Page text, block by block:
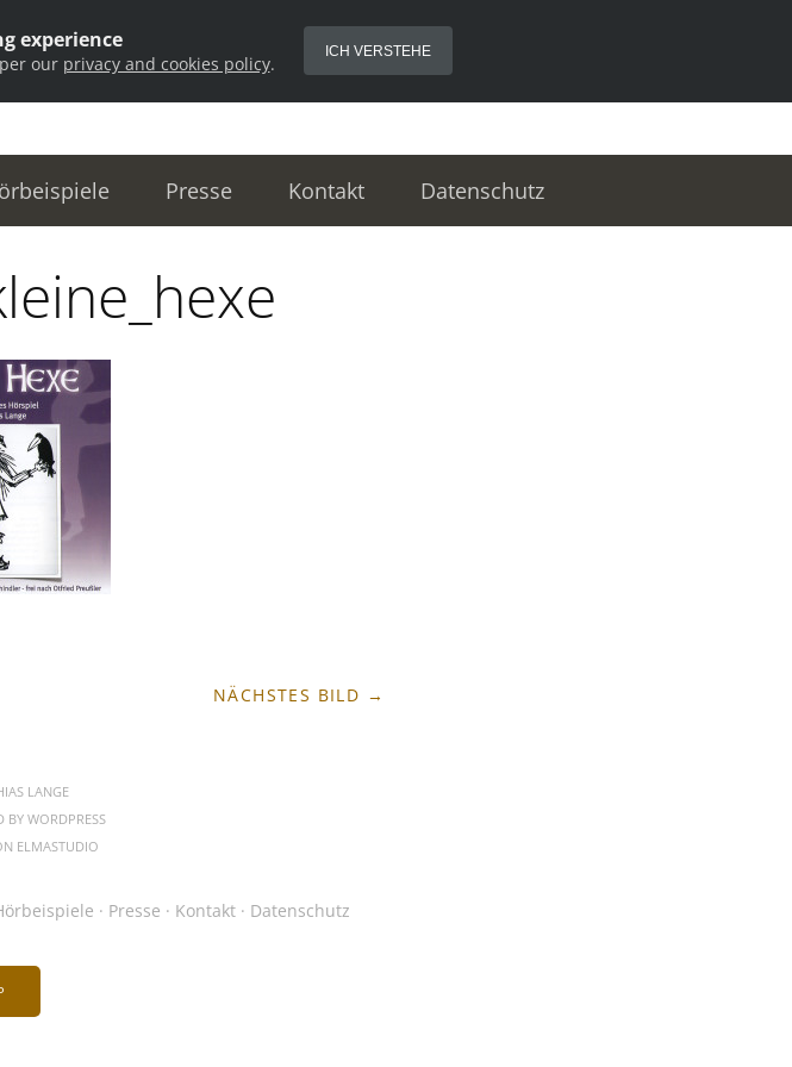
Presse Kontakt Datenschutz
NÄCHSTES BILD →
LANGE
BYWORDPRESS
ELMASTUDIO
Presse Kontakt Datenschutz
experience
our privacy and cookies policy.
ICH VERSTEHE